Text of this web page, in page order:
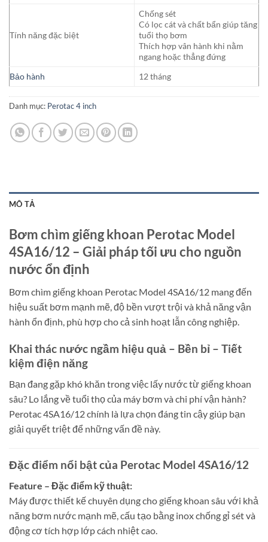
Tính năng đặc biệt
Chống sét
Có lọc cát và chất bẩn giúp tăng
tuổi thọ bơm
Thích hợp vân hành khi nằm
ngang hoặc thẳng đứng
Bảo hành
12 tháng
Danh mục: Perotac 4 inch
MÔ TẢ
Bơm chìm giếng khoan Perotac Model
4SA16/12 – Giải pháp tối ưu cho nguồn
nước ổn định
Bơm chìm giếng khoan Perotac Model 4SA16/12 mang đến
hiệu suất bơm mạnh mẽ, độ bền vượt trội và khả năng vận
hành ổn định, phù hợp cho cả sinh hoạt lẫn công nghiệp.
Khai thác nước ngầm hiệu quả – Bền bỉ – Tiết
kiệm điện năng
Bạn đang gặp khó khăn trong việc lấy nước từ giếng khoan
sâu? Lo lắng về tuổi thọ của máy bơm và chi phí vận hành?
Perotac 4SA16/12 chính là lựa chọn đáng tin cậy giúp bạn
giải quyết triệt để những vấn đề này.
Đặc điểm nổi bật của Perotac Model 4SA16/12
Feature – Đặc điểm kỹ thuật:
Máy được thiết kế chuyên dụng cho giếng khoan sâu với khả
năng bơm nước mạnh mẽ, cấu tạo bằng inox chống gỉ sét và
động cơ tích hợp lớp cách nhiệt cao.